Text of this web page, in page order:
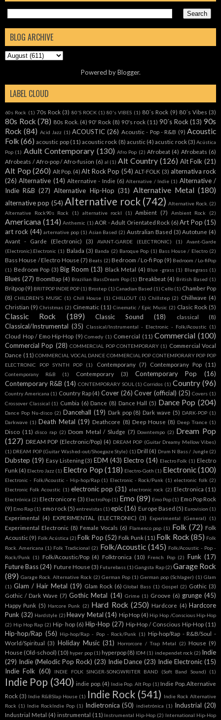
BLOG ARCHIVE
Powered byBlogger.
LABEL CLOUD
60s Rock (1) 70s Rock (3) 80'S ROCK (1) 80's VIBES (1) 80´s Rock (9) 80´s Vibes (3)
80s Rock (78) 80s Rock. (4) 90' Rock (8) 90's rock (11) 90´s Rock (13) 90s
Rock (84) Acid Jazz (1) ACOUSTIC (26) Acoustic - Pop - R&B (9) Acoustic
Folk (66) acoustic pop (11) acoustic rock (8) acustic (4) acustic rock (3) Acústica
Pop (1) Adult Contemporary (130) Afro Pop (2) Afrobeat (4) Afrobeats (6)
Afrobeats / Afro-pop / Afro-fusion (6) al (1) Alt Country (126) Alt Folk (21)
Alt Pop (260) Alt Pop. (4) Alt Rock Pop (54) ALT-FOLK (3) alternativa rock
(26) Alternative (14) Alternative - Indie (6) Alternative / Indie (1) Alternative /
Indie R&B (27) Alternative Hip-Hop (31) Alternative Metal (180)
alternative pop (54) Alternative rock (742) Alternative Rock. (2)
Alternative Rock90s Rock
(1) alternative rockl (1) Ambient (7) Ambient Rock (2)
Americana (114) Anthemic (1) AOR - Adult Orientated Rock (6) Art Pop (15)
art rock (44) arternative pop (1) Asian Based (2) Australian Based (3) Autotune (4)
Avant - Garde (Electronic)
(3) AVANT-GARDE (ELECTRONIC) (1)
Avant-Garde
(Electronic).Electronic (1) Balada (3) Banda (2) Baroque Pop (1) Bass House / Electro (2)
Bass House / Electro House (7) Beats (2) Bedroom / Lo-fi Pop (9) Bedroom / Lo-fiPop
(1) Bedroom Pop (3) Big Room (13) Black Metal (4) Blue -grass (1) Bluegrass (1)
Blues (27) BoomBap (4) Brazilian BassDream Pop (1) Breakbeat (4) British Based (1)
Britpop (9) BRITPOP INDIE POP (1) Brostep (1) Canadian Based (1) Cello (1) Chamber Pop
(8) CHILDREN'S MUSIC (1) Chill House (1) CHILLOUT (1) Chillstep (2) Chillwave (4)
Christian (9) Christmas (2) Cinematic (11) Cinematic / Epic Music (2) Clasic Rock (5)
Classic Rock (189) Classic Sound (18) classical (8)
Classical/Instrumental (35) Classical/Instrumental - Electronic - Folk/Acoustic (1)
Cloud Hop / Emo Hip-Hop (9) Comedy (1) Comercial (11) Commercial (100)
Commercial Pop (28) COMMERCIAL POP CONTEMPORARY (1) Commercial Vocal
Dance (11) COMMERCIAL VOCAL DANCE COMMERCIAL POP CONTEMPORARY POP POP
ELECTRONIC POP SYNTH POP
(1) Contemporany (7) Contemporany Pop (11)
Contemporany R&B (1) Contemporary (3) Contemporary Pop
(16)
Contemporary R&B (14) CONTEMPORARY SOUL (1) Corridos (1) Country (96)
Country Americana (1) Country Rap (4) Cover (26) Cover (official) (25) Covers (1)
Crossover Classical (1) Cumbia (6) Dance (8) Dance Hall (5) Dance Pop (204)
Dance Pop Nu-disco (2) Dancehall (19) Dark pop (8) Dark wave (5) DARK-POP (1)
Darkwave (1) Death Metal (19) Deathcore (8) Deep House (8) Deep Trance (1)
Disco (11) disco rap (2) Doom Metal / Sludge (7) Downtempo (2) Dream Pop
(127) DREAM POP (Electronic/Pop) (4) DREAM POP (Guitar Dreamy Mellow Vibes)
(1) DREAM POP (Guitar Washed-out/Shoegaze Style) (1) Drill (4) Drum N Bass / Jungle (2)
Dubstep (19) Easy Listening (3) EDM (43) Electro (14) Electro Folk (1) Electro
Funk (4) Electro Jazz (1) Electro Pop (118) Electro-Goth (1) Electronic(100)
Electronic - Folk/Acoustic - Hip-hop/Rap (1) Electronic - Rock/Punk (1) electronic folk (2)
Electronic Folk Acoustic (1) electronic pop (31) electronic rock (2) Electronica (11)
Electrónica (2) Electronicore (3) ElectroPop (1) Emo (89) Emo Pop (1) Emo Pop Rock
(9) Emo Rap (1) emo rock (5) entrevistas (1) epic (16) Europe Based (5) Eurovision (1)
Experimental (4) EXPERIMENTAL (ELECTRONIC) (3) Experimental (General) (1)
Experimental Electronic (8) Female Vocals (6) Flamenco pop (1) Folk (72) Folk
Acoustic (9) Folk Acústica (2) Folk Pop (52) Folk Punk (11) Folk Rock (85) Folk
Rock. Americana (1) Folk Tradicional (2) Folk/Acoustic (145) Folk/Acoustic - Pop -
Rock/Punk (1) Folk/Acoustic/Pop (4) Folktronica (10) French Pop (2) Funk (17)
Future Bass (24) Future House (3) Futurebass (1) Gangsta Rap (2) Garage Rock
(89) Garage Rock. Alternative Rock (2) German Pop (1) German pop (Schlager) (1) Glam
(1) Glam / Hair Metal (19) Glam Rock (6) Global Bass (1) Gospel (2) Gothic (3)
Gothic / Dark Wave (7) Gothic Metal (14) Grime (1) Groove (6) grunge (45)
Happy Punk (5) Harcore Punk (2) Hard Rock (250) Hardcore (4) Hardcore
Punk (32) Hardstyle (2) Heavy Metal (14) Hip Hop (4) Hip Hop /Conscious Hip-Hop
(2) Hip Hop Rap (2) Hip- hop (6) Hip-Hop (27) Hip-Hop / Conscious Hip-Hop (11)
Hip-hop/Rap (56) Hip-hop/Rap - Pop - Rock/Punk (1) Hip-hop/Rap - R&B/Soul -
World/Spiritual (3) Holiday Music (31) Horrorcore / Trap Metal (2) House (9)
House (Old-school) (10) hyper pop (1) hyperpop (8) IDM (1) independet rock (2) Indie
(29) Indie (Melodic Pop Rock) (23) Indie Dance (23) Indie Electronic (15)
Indie Folk (60) INDIE FOLK SINGER-SONGWRITER BAND (Soft Band Sound) (1)
Indie Pop (340) indie pop. (4) Indie Pop. Alt Pop (1) Indie Pop. Alternative
Rock (3) Indie R&BSlap House (1) Indie Rock (541) Indie Rock Alternative
Rock (1) Indie RockIndie Pop (1) Indietronica (50) indietrónica (1) Industrial (20)
Industrial Metal (4) instrumental (11) Instrumental Hip-Hop (2) International Hip-Hop